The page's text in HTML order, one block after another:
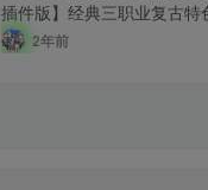
插件版】经典三职业复古特
手游-2024年8月6日最新打
视频架设教程-新版GM多功
2年前